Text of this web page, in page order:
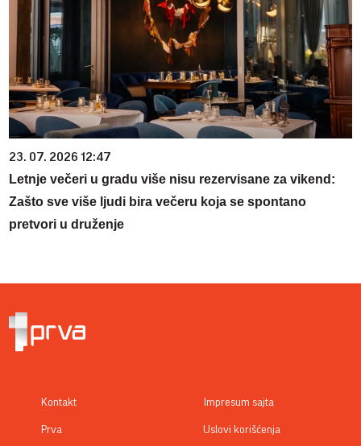
23. 07. 2026 12:47
Letnje večeri u gradu više nisu rezervisane za vikend:
Zašto sve više ljudi bira večeru koja se spontano
pretvori u druženje
Kontakt
Prva
Impresum sajta
Uslovi korišćenja